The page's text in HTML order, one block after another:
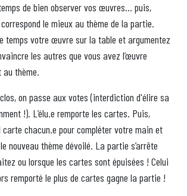
de bien observer vos œuvres... puis,
le mieux au thème de la partie.
temps votre œuvre sur la table et argumentez
les autres que vous avez l’œuvre
thème.
on passe aux votes (interdiction d'élire sa
!). L’élu.e remporte les cartes. Puis,
carte chacun.e pour compléter votre main et
nouveau thème dévoilé. La partie s’arrête
ou lorsque les cartes sont épuisées ! Celui
remporté le plus de cartes gagne la partie !